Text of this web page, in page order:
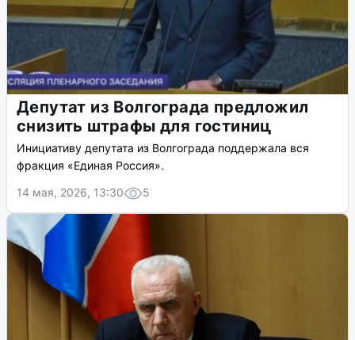
Депутат из Волгограда предложил
снизить штрафы для гостиниц
Инициативу депутата из Волгограда поддержала вся
фракция «Единая Россия».
14 мая, 2026, 13:30
5